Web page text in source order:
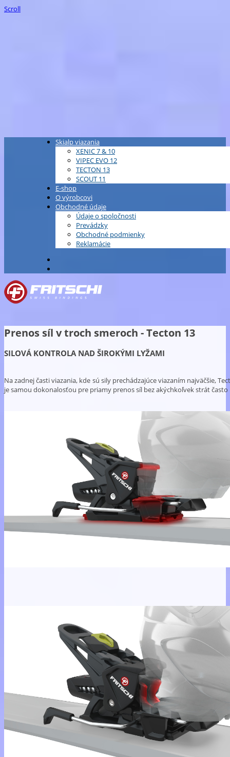
Scroll
Skialp viazania
XENIC 7 & 10
VIPEC EVO 12
TECTON 13
SCOUT 11
E-shop
O výrobcovi
Obchodné údaje
Údaje o spoločnosti
Prevádzky
Obchodné podmienky
Reklamácie
Prenos síl v troch smeroch - Tecton 13
SILOVÁ KONTROLA NAD ŠIROKÝMI LYŽAMI
Na zadnej časti viazania, kde sú sily prechádzajúce viazaním najväčšie,
je samou dokonalosťou pre priamy prenos síl bez akýchkoľvek strát